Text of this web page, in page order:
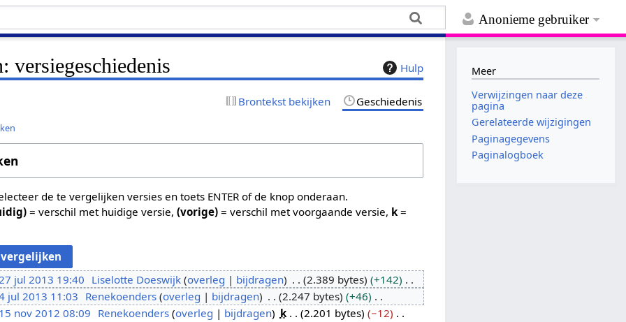
Anonieme gebruiker
Hulp
versiegeschiedenis
Brontekst bekijken Geschiedenis
de te vergelijken versies en toets ENTER of de knop onderaan.
= verschil met huidige versie,(vorige) = verschil met voorgaande versie, k =
jul 2013 19:40 Liselotte Doeswijk overleg bijdragen 2.389 bytes
+142
jul 2013 11:03 Renekoenders overleg bijdragen 2.247 bytes
+46
15 nov 2012 08:09 Renekoenders overleg bijdragen k 2.201 bytes
−12
Meer
Verwijzingen naar deze
pagina
Gerelateerde wijzigingen
Paginagegevens
Paginalogboek